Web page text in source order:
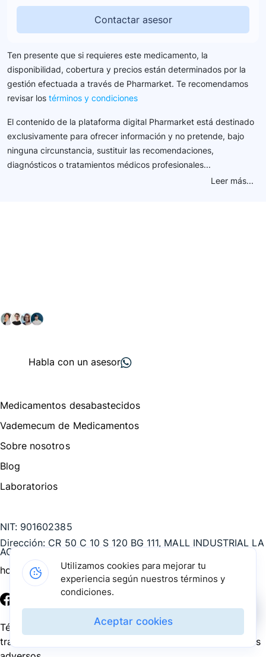
Contactar asesor
Ten presente que si requieres este medicamento, la
disponibilidad, cobertura y precios están determinados por la
gestión efectuada a través de Pharmarket. Te recomendamos
revisar los términos y condiciones
El contenido de la plataforma digital Pharmarket está destinado
exclusivamente para ofrecer información y no pretende, bajo
ninguna circunstancia, sustituir las recomendaciones,
diagnósticos o tratamientos médicos profesionales...
Leer más...
Habla con un asesor
Medicamentos desabastecidos
Vademecum de Medicamentos
Sobre nosotros
Blog
Laboratorios
NIT: 901602385
Dirección: CR 50 C 10 S 120 BG 111, MALL INDUSTRIAL LA
AGUACATALA, Medellín - Antioquia, COL
hola@pharmarket.co
2026
Términos y condicionesPolítica de privacidad
tratamiento de datos personales
Reporte de eventos
Utilizamos cookies para mejorar tu
experiencia según nuestros términos y
condiciones.
Aceptar cookies